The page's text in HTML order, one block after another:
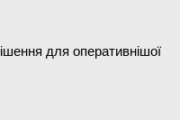
для оперативнішої